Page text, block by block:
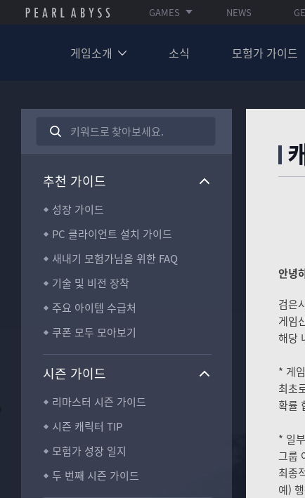
GAMES NEWS
게임소개 소식 모험가 가이드
A
H
V
_
S
E
A
R
C
_
N
추천 가이드
성장 가이드
PC 클라이언트 설치 가이드
새내기 모험가님을 위한 FAQ
기술 및 비전 장착
주요 아이템 수급처
쿠폰 모두 모아보기
시즌 가이드
리마스터 시즌 가이드
시즌 캐릭터 TIP
모험가 성장 일지
두 번째 시즌 가이드
안녕
검은
게임
해당
* 게
최초
확률
* 일
그룹
최종
예)